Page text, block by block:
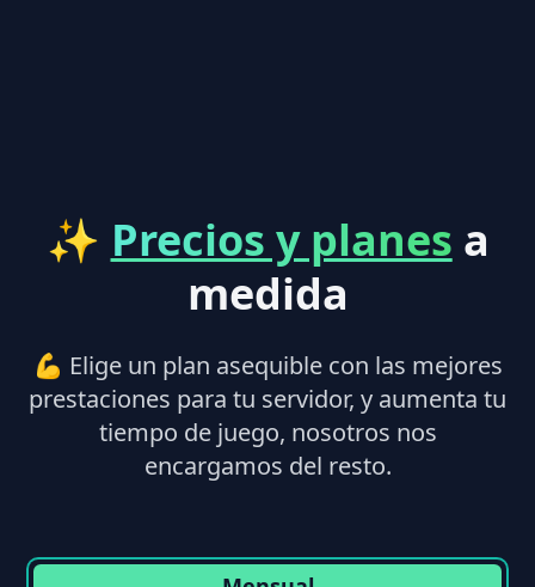
✨ Precios y planes a
medida
💪 Elige un plan asequible con las mejores
prestaciones para tu servidor, y aumenta tu
tiempo de juego, nosotros nos
encargamos del resto.